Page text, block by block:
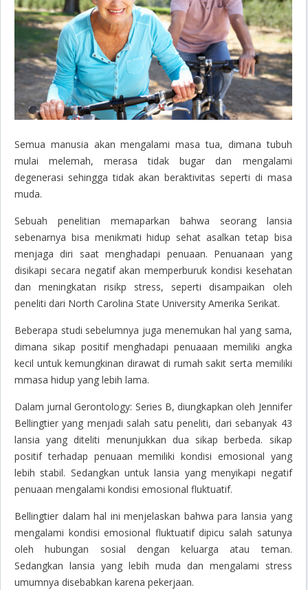
Semua manusia akan mengalami masa tua, dimana tubuh
mulai melemah, merasa tidak bugar dan mengalami
degenerasi sehingga tidak akan beraktivitas seperti di masa
muda.
Sebuah penelitian memaparkan bahwa seorang lansia
sebenarnya bisa menikmati hidup sehat asalkan tetap bisa
menjaga diri saat menghadapi penuaan. Penuanaan yang
disikapi secara negatif akan memperburuk kondisi kesehatan
dan meningkatan risikp stress, seperti disampaikan oleh
peneliti dari North Carolina State University Amerika Serikat.
Beberapa studi sebelumnya juga menemukan hal yang sama,
dimana sikap positif menghadapi penuaaan memiliki angka
kecil untuk kemungkinan dirawat di rumah sakit serta memiliki
mmasa hidup yang lebih lama.
Dalam jurnal Gerontology: Series B, diungkapkan oleh Jennifer
Bellingtier yang menjadi salah satu peneliti, dari sebanyak 43
lansia yang diteliti menunjukkan dua sikap berbeda. sikap
positif terhadap penuaan memiliki kondisi emosional yang
lebih stabil. Sedangkan untuk lansia yang menyikapi negatif
penuaan mengalami kondisi emosional fluktuatif.
Bellingtier dalam hal ini menjelaskan bahwa para lansia yang
mengalami kondisi emosional fluktuatif dipicu salah satunya
oleh hubungan sosial dengan keluarga atau teman.
Sedangkan lansia yang lebih muda dan mengalami stress
umumnya disebabkan karena pekerjaan.